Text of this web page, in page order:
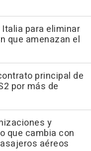
para eliminar
que amenazan el
principal de
por más de
y
que cambia con
aéreos